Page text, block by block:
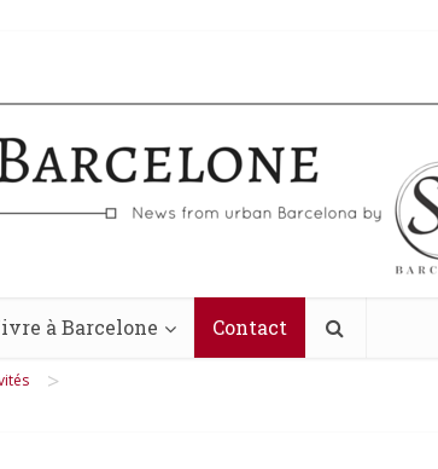
à Barcelone Contact
>